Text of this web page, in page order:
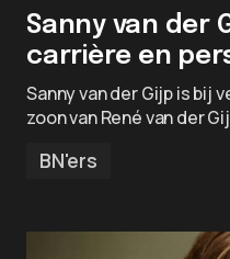
Sanny van der
carrière en
Sanny van der Gijp is bij
zoon van René van der
BN'ers